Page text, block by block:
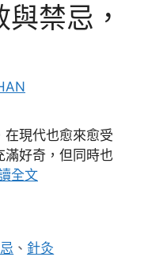
禁忌，
在現代也愈來愈受
滿好奇，但同時也
全文
、 針灸